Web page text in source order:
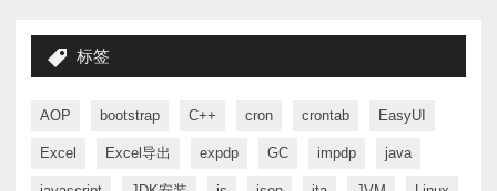
标签
AOP bootstrap C++ cron crontab EasyUI
Excel Excel导出 expdp GC impdp java